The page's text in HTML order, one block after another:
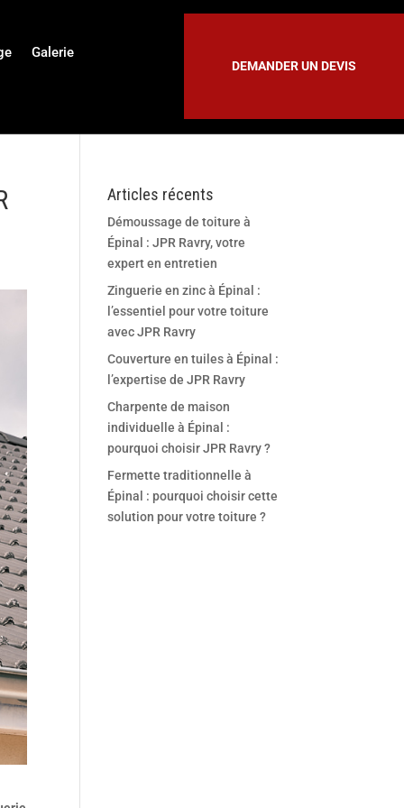
Galerie
DEMANDER UN DEVIS
Articles récents
Démoussage de toiture à
Épinal : JPR Ravry, votre
expert en entretien
Zinguerie en zinc à Épinal :
l’essentiel pour votre toiture
avec JPR Ravry
Couverture en tuiles à Épinal :
l’expertise de JPR Ravry
Charpente de maison
individuelle à Épinal :
pourquoi choisir JPR Ravry ?
Fermette traditionnelle à
Épinal : pourquoi choisir cette
solution pour votre toiture ?